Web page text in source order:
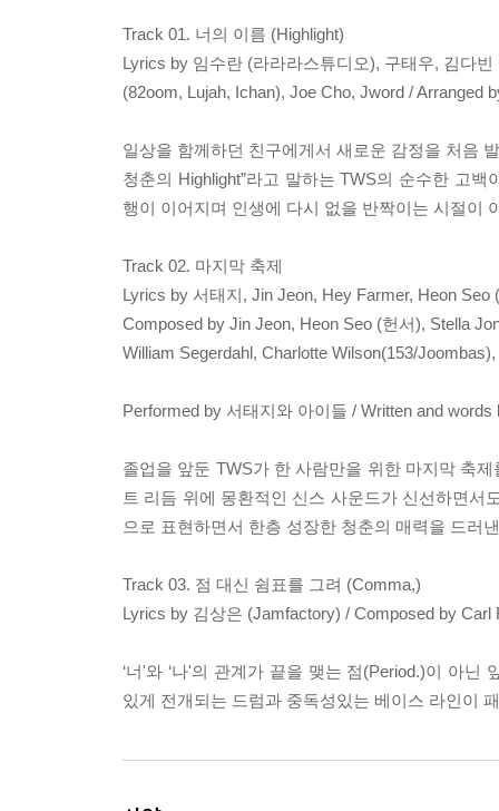
Track 01. 너의 이름 (Highlight)
Lyrics by 임수란 (라라라스튜디오), 구태우, 김다
(82oom, Lujah, Ichan), Joe Cho, Jword / Arranged
일상을 함께하던 친구에게서 새로운 감정을 처음
청춘의 Highlight”라고 말하는 TWS의 순수한 고
행이 이어지며 인생에 다시 없을 반짝이는 시절이
Track 02. 마지막 축제
Lyrics by 서태지, Jin Jeon, Hey Farmer, Heon
Composed by Jin Jeon, Heon Seo (헌서), Stella
William Segerdahl, Charlotte Wilson(153/
Performed by 서태지와 아이들 / Written and
졸업을 앞둔 TWS가 한 사람만을 위한 마지막 축
트 리듬 위에 몽환적인 신스 사운드가 신선하면서
으로 표현하면서 한층 성장한 청춘의 매력을 드러
Track 03. 점 대신 쉼표를 그려 (Comma,)
Lyrics by 김상은 (Jamfactory) / Composed by
‘너'와 ‘나'의 관계가 끝을 맺는 점(Period.)이 아
있게 전개되는 드럼과 중독성있는 베이스 라인이